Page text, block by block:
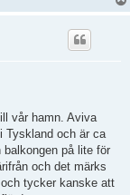
vår hamn. Aviva
Tyskland och är ca
balkongen på lite för
och det märks
tycker kanske att